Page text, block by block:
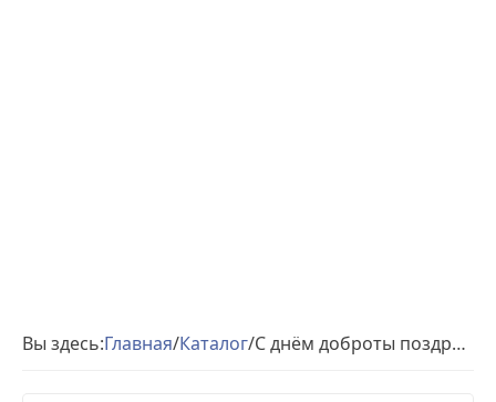
Вы здесь:Главная/Каталог/ С днём доброты поздравляю gif